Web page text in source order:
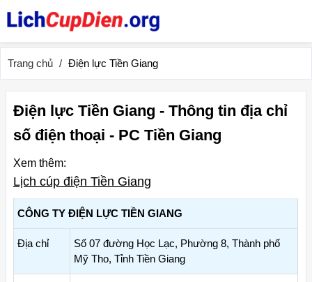
Trang chủ Điện lực Tiền Giang
Điện lực Tiền Giang - Thông tin địa chỉ
số điện thoại - PC Tiền Giang
Xem thêm:
Lịch cúp điện Tiền Giang
CÔNG TY ĐIỆN LỰC TIỀN GIANG
Địa chỉ
Số 07 đường Học Lạc, Phường 8, Thành phố
Mỹ Tho, Tỉnh Tiền Giang